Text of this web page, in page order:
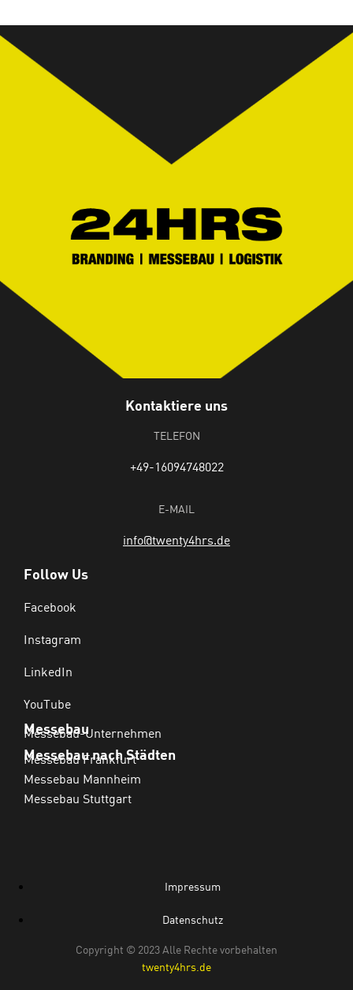
Kontaktiere uns
TELEFON
+49-16094748022
E-MAIL
info@twenty4hrs.de
Follow Us
Facebook
Instagram
LinkedIn
YouTube
Messebau
Messebau-Unternehmen
Messebau nach Städten
Messebau Frankfurt
Messebau Mannheim
Messebau Stuttgart
Copyright © 2023 Alle Rechte vorbehalten
twenty4hrs.de
Impressum
Datenschutz